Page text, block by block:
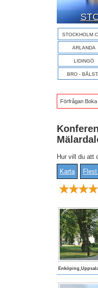
STOCKHOLM
ARLANDA
LIDINGÖ
BRO -
Förfrågan
Hur vill du att
Karta